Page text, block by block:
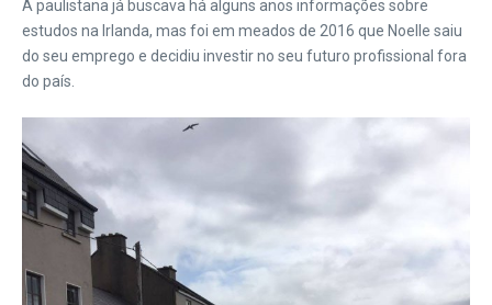
A paulistana já buscava há alguns anos informações sobre
estudos na Irlanda, mas foi em meados de 2016 que Noelle saiu
do seu emprego e decidiu investir no seu futuro profissional fora
do país.